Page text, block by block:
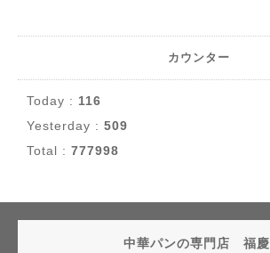
カウンター
Today : 116
Yesterday : 509
Total : 777998
中華パンの専門店 福慶